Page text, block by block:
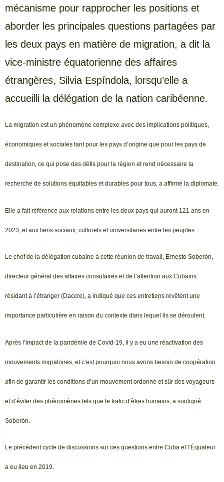
mécanisme pour rapprocher les positions et
aborder les principales questions partagées par
les deux pays en matière de migration, a dit la
vice-ministre équatorienne des affaires
étrangères, Silvia Espíndola, lorsqu’elle a
accueilli la délégation de la nation caribéenne.
La migration est un phénomène complexe avec des implications politiques,
économiques et sociales tant pour les pays d’origine que pour les pays de
destination, ce qui pose des défis pour la région et rend nécessaire la
recherche de solutions équitables et durables pour tous, a affirmé la diplomate.
Elle a fait référence aux relations entre les deux pays qui auront 121 ans en
2023, et aux liens sociaux, culturels et universitaires entre les peuples.
Le chef de la délégation cubaine à cette réunion de travail, Ernesto Soberón,
directeur général des affaires consulaires et de l’attention aux Cubains
résidant à l’étranger (Daccre), a indiqué que ces entretiens revêtent une
importance particulière en raison du contexte dans lequel ils se déroulent.
Après l’impact de la pandémie de Covid-19, il y a eu une réactivation des
mouvements migratoires, et c’est pourquoi nous avons besoin de coopération
afin de garantir les conditions d’un mouvement ordonné et sûr des voyageurs
et d’éviter des phénomènes tels que le trafic d’êtres humains, a souligné
Soberón.
Le précédent cycle de discussions sur ces questions entre Cuba et l’Équateur
a eu lieu en 2019.